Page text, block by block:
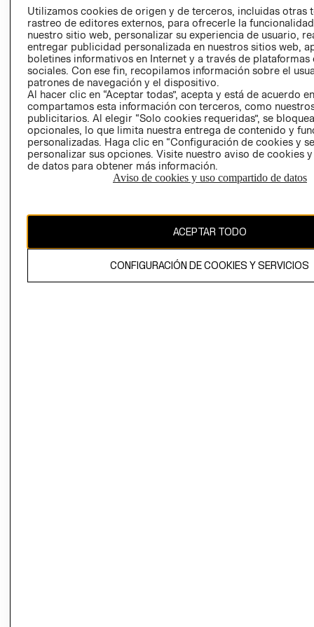
PRENSA
RELACIÓN CON
INVERSIONISTAS
POLÍTICA
EMPRESARIAL
- RETIRO EN
TIENDA
TÉRMINOS Y
CONDICIONES
AVISO DE
PRIVACIDAD
GIFT CARD
AVISO DE
COOKIES
CAMBIAR REGIÓN
Utilizamos cookies de origen y de terceros, incluidas otras
rastreo de editores externos, para ofrecerle la
nuestro sitio web, personalizar su experiencia de usuario,
entregar publicidad personalizada en nuestros sitios web,
boletines informativos en Internet y a través de plataformas
sociales. Con ese fin, recopilamos información sobre el
patrones de navegación y el dispositivo.
Al hacer clic en “Aceptar todas”, acepta y está de acuerdo
compartamos esta información con terceros, como
publicitarios. Al elegir “Solo cookies requeridas”, se
opcionales, lo que limita nuestra entrega de contenido y
personalizadas. Haga clic en “Configuración de cookies y
personalizar sus opciones. Visite nuestro aviso de cookies
de datos para obtener más información.
Aviso de cookies y uso compartido de datos
ACEPTAR TODO
CONFIGURACIÓN DE COOKIES Y SERVICIOS